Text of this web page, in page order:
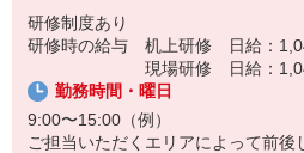
研修制度あり
研修時の給与 机上研修 日給：
現場研修 日給：1,040
勤務時間・曜日
9:00〜15:00（例）
ご担当いただくエリアによって前後